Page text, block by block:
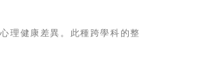
理健康差異。此種跨學科的整